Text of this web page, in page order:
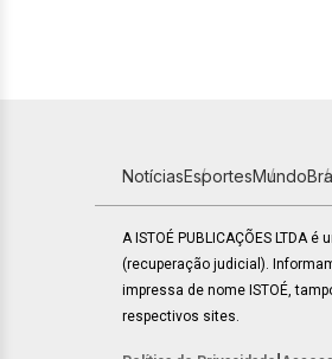
NotíciasEsportesMundo
A ISTOÉ PUBLICAÇÕES LTDA
(recuperação judicial).
impressa de nome ISTOÉ,
respectivos sites.